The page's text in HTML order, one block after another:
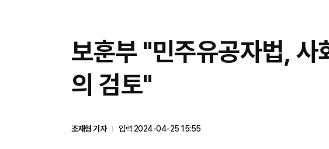
보훈부 "민주유공자법,
의 검토"
조재형 기자
입력 2024-04-25 15:55